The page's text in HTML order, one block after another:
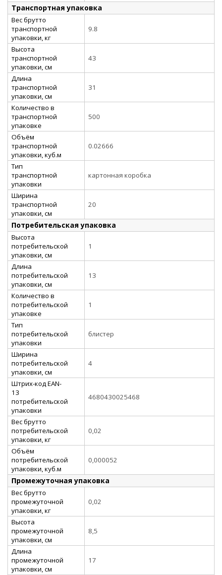
Транспортная упаковка
Вес брутто
транспортной
упаковки, кг
9.8
Высота
транспортной
упаковки, см
43
Длина
транспортной
упаковки, см
31
Количество в
транспортной
упаковке
500
Объём
транспортной
упаковки, куб.м
0.02666
Тип
транспортной
упаковки
картонная коробка
Ширина
транспортной
упаковки, см
20
Потребительская упаковка
Высота
потребительской
упаковки, см
1
Длина
потребительской
упаковки, см
13
Количество в
потребительской
упаковке
1
Тип
потребительской
упаковки
блистер
Ширина
потребительской
упаковки, см
4
Штрих-код EAN-
13
потребительской
упаковки
4680430025468
Вес брутто
потребительской
упаковки, кг
0,02
Объём
потребительской
упаковки, куб.м
0,000052
Промежуточная упаковка
Вес брутто
промежуточной
упаковки, кг
0,02
Высота
промежуточной
упаковки, см
8,5
Длина
промежуточной
упаковки, см
17